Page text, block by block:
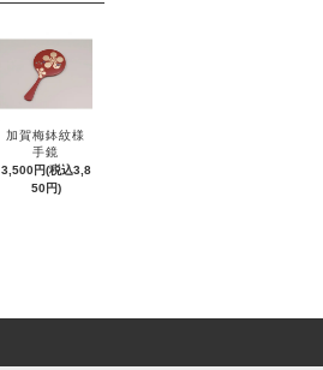
加賀梅鉢紋様
手鏡
3,500円(税込3,8
50円)